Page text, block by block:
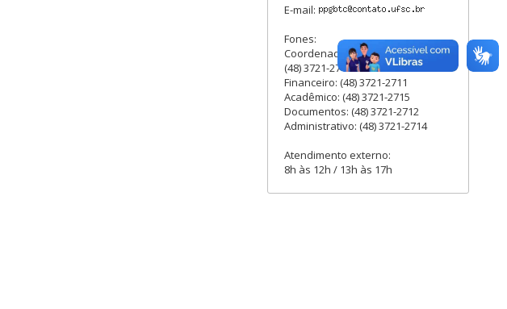
E-mail:
Fones:
Coordenadora Administrativa:
(48) 3721-2713
Financeiro: (48) 3721-2711
Acadêmico: (48) 3721-2715
Documentos: (48) 3721-2712
Administrativo: (48) 3721-2714
Atendimento externo:
8h às 12h / 13h às 17h